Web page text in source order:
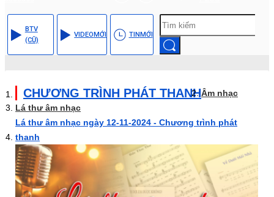
BTV
(CŨ)
VIDEOMỚI TINMỚI
CHƯƠNG TRÌNH PHÁT THANHÂm nhạc
Lá thư âm nhạc
Lá thư âm nhạc ngày 12-11-2024 - Chương trình phát
thanh